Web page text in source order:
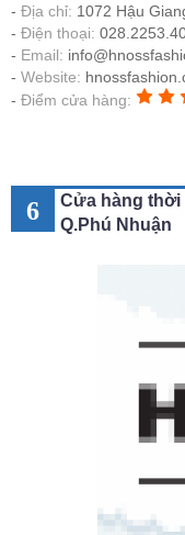
Địa chỉ: 1072 Hậu
Điện thoại:
Email:
Website:
Điểm cửa hàng:
6
Cửa hàng thời
Q.Phú Nhuận